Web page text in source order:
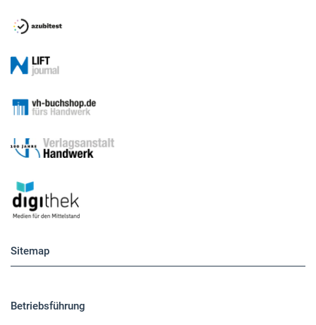
Sitemap
Betriebsführung